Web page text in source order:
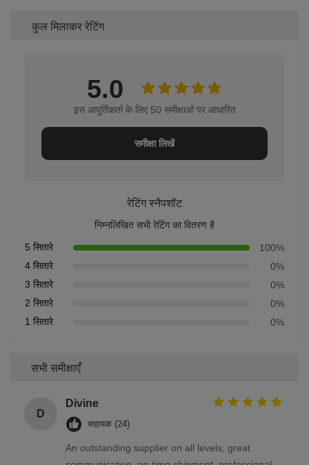
कुल मिलाकर रेटिंग
5.0
इस आपूर्तिकर्ता के लिए 50 समीक्षाओं पर आधारित
समीक्षा लिखें
रेटिंग स्नैपशॉट
निम्नलिखित सभी रेटिंग का वितरण है
5 सितारे
100%
4 सितारे
0%
3 सितारे
0%
2 सितारे
0%
1 सितारे
0%
सभी समीक्षाएँ
D
Divine
सहायक (24)
An outstanding supplier on all levels; great